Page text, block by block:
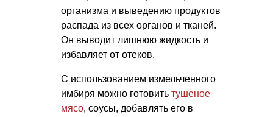
организма и выведению продуктов
распада из всех органов и тканей.
Он выводит лишнюю жидкость и
избавляет от отеков.
С использованием измельченного
имбиря можно готовить тушеное
мясо, соусы, добавлять его в